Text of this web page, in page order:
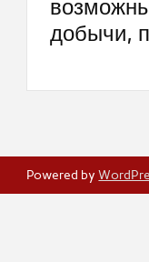
добычи,
Powered by